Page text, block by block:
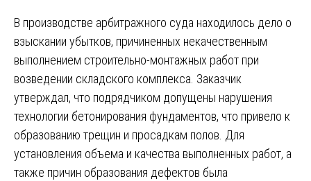
В производстве арбитражного суда находилось дело о
взыскании убытков, причиненных некачественным
выполнением строительно-монтажных работ при
возведении складского комплекса. Заказчик
утверждал, что подрядчиком допущены нарушения
технологии бетонирования фундаментов, что привело к
образованию трещин и просадкам полов. Для
установления объема и качества выполненных работ, а
также причин образования дефектов была